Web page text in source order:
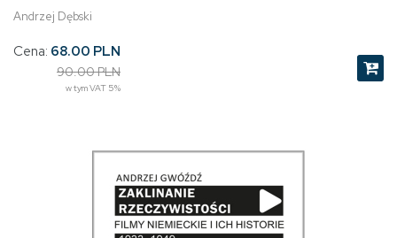
Andrzej Dębski
Cena: 68.00 PLN
90.00 PLN
w tym VAT 5%